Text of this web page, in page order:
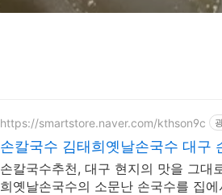
https://smartstore.naver.com/kthson9c
손칼국수 김태희옛날손국수 대구
손칼국수추천, 대구 현지의 맛을 그대
희옛날손국수의 소문난 손국수를 집